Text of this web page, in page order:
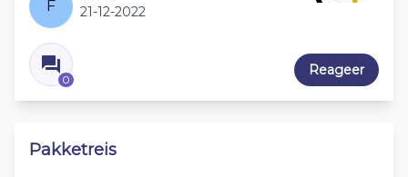
F
21-12-2022
0
Reageer
Pakketreis